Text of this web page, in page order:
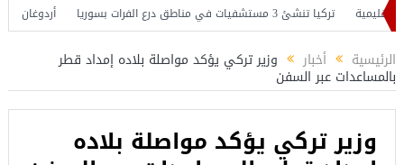
تركيا تنشئ 3 مستشفيات في مناطق درع الفرات بسوريا
أردوغان يفتتح
الرئيسية أخبار وزير تركي يؤكد مواصلة بلاده إمداد قطر
بالمساعدات عبر السفن
وزير تركي يؤكد مواصلة بلاده